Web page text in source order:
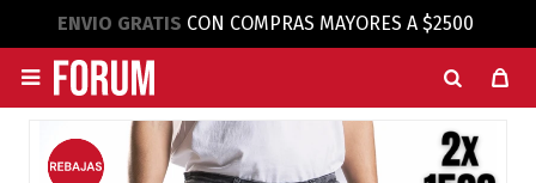
ENVIO GRATIS CON COMPRAS MAYORES A $2500
